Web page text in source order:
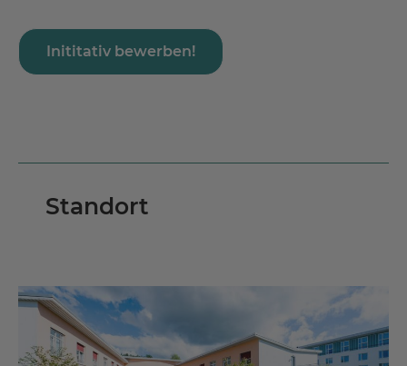
Inititativ bewerben!
Standort